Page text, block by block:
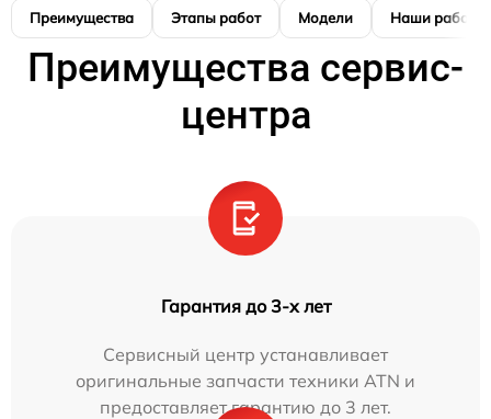
Преимущества Этапы работ Модели Наши работы
Преимущества сервис-
центра
Гарантия до 3-х лет
Сервисный центр устанавливает
оригинальные запчасти техники ATN и
предоставляет гарантию до 3 лет.